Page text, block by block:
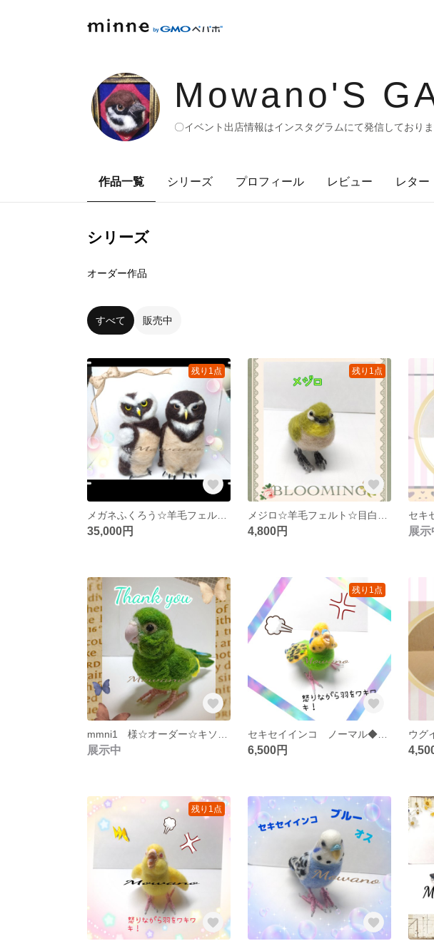
Mowano'S
〇イベント出店情報はインスタグラムにて発信しており
作品一覧 シリーズ プロフィール レビュー レター
シリーズ
オーダー作品
すべて 販売中
残り1点
35,000円
残り1点
4,800円 展示
展示中
残り1点
セキセイインコ ノーマル◆激怒◆黄色と緑色◆羊毛フェルト☆怒る鳥☆怒って羽をワキワキ！
6,500円
残り1点